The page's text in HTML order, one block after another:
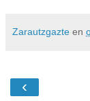
Zarautzgazte en
‹